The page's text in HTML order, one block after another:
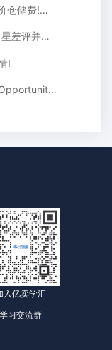
惨不忍睹!一卖家白送亚马逊6万天价仓储费!亚马逊卖家集体泪崩，扣费高达60万....
7万资金提现出状况!新品被同行上1星差评并置顶...
!
亚马逊欧洲站推出新工具“Growth Opportunities”
入亿卖学汇
学习交流群